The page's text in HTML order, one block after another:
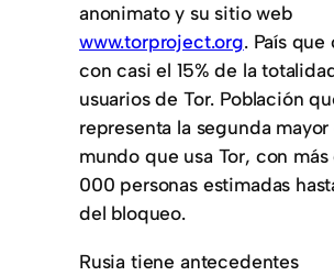
anonimato y su sitio web
www.torproject.org. País que
con casi el 15% de la
usuarios de Tor. Población
representa la segunda mayor
mundo que usa Tor, con
000 personas estimadas
del bloqueo.
Rusia tiene antecedentes